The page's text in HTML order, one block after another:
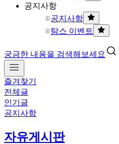
공지사항
공지사항
탐스 이벤트
궁금한 내용을 검색해보세요
즐겨찾기
전체글
인기글
공지사항
자유게시판